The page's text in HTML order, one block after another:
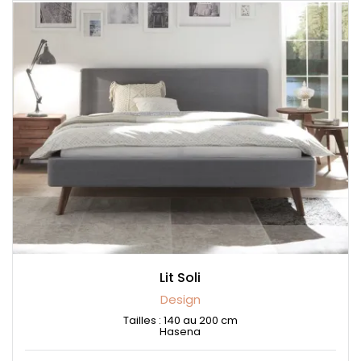
Lit Soli
Design
Tailles : 140 au 200 cm
Hasena